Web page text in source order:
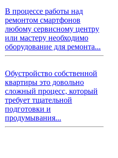
В процессе работы над
ремонтом смартфонов
любому сервисному центру
или мастеру необходимо
оборудование для ремонта...
Обустройство собственной
квартиры это довольно
сложный процесс, который
требует тщательной
подготовки и
продумывания...